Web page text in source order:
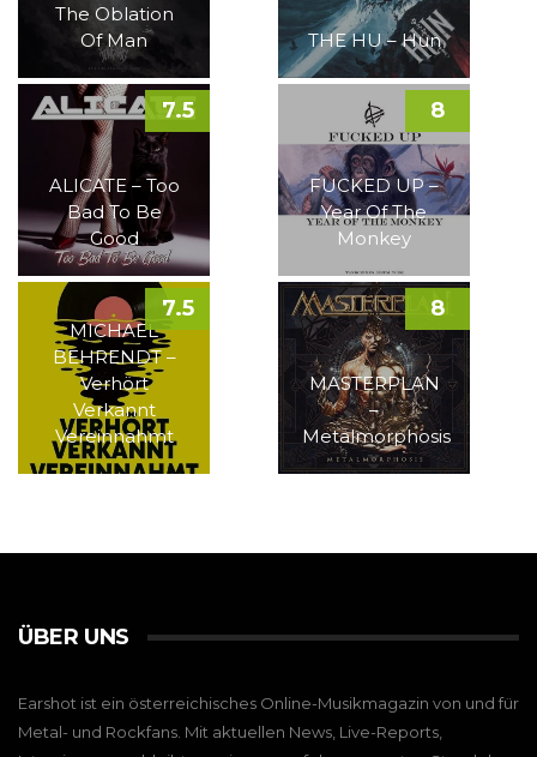
The Oblation
Of Man
THE HU – Hun
ALICATE – Too
Bad To Be
Good
7.5
FUCKED UP –
Year Of The
Monkey
8
MICHAEL
BEHRENDT –
Verhört
Verkannt
Vereinnahmt
7.5
MASTERPLAN
–
Metalmorphosis
8
ÜBER UNS
Earshot ist ein österreichisches Online-Musikmagazin von und für
Metal- und Rockfans. Mit aktuellen News, Live-Reports,